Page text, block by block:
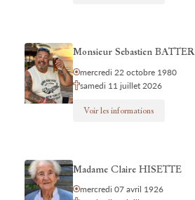
Monsieur Sebastien BATTER
mercredi 22 octobre 1980
samedi 11 juillet 2026
Voir les informations
Madame Claire HISETTE
mercredi 07 avril 1926